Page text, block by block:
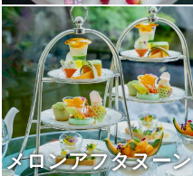
メロンアフタヌーン